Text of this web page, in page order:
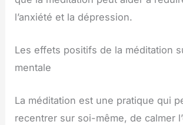
l’anxiété et la dépression.
Les effets positifs de la méditation
mentale
La méditation est une pratique qui
recentrer sur soi-même, de calmer